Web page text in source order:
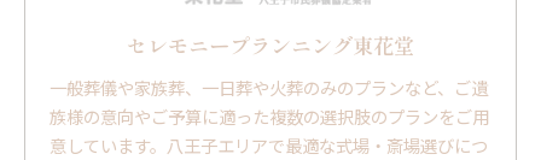
セレモニープランニング東花堂
一般葬儀や家族葬、一日葬や火葬のみのプランなど、ご遺
族様の意向やご予算に適った複数の選択肢のプランをご用
意しています。八王子エリアで最適な式場・斎場選びにつ